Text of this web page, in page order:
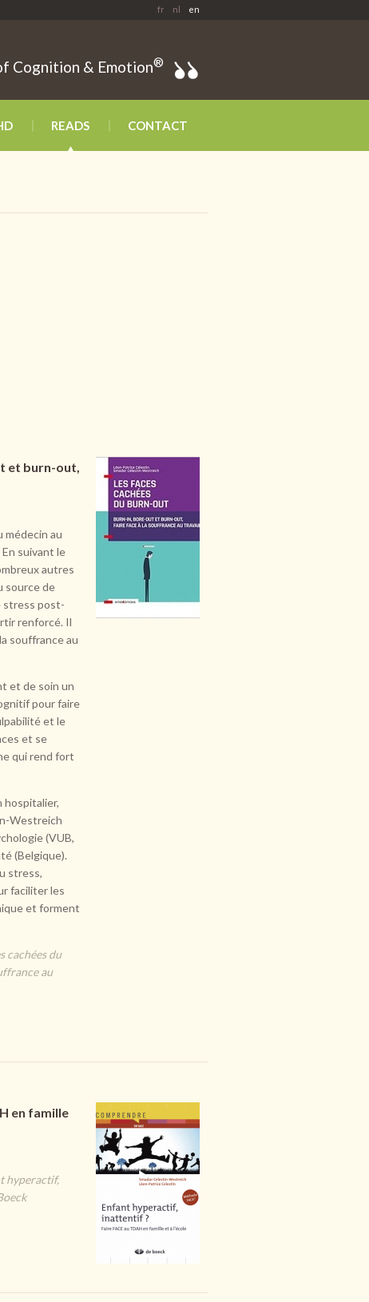
fr nl en
Cognition & Emotion®
READS CONTACT
et burn-out,
médecin au
suivant le
autres
source de
stress post-
renforcé. Il
souffrance au
et de soin un
pour faire
et le
et se
qui rend fort
hospitalier,
Westreich
(VUB,
(Belgique).
stress,
faciliter les
et forment
cachées du
au
en famille
hyperactif,